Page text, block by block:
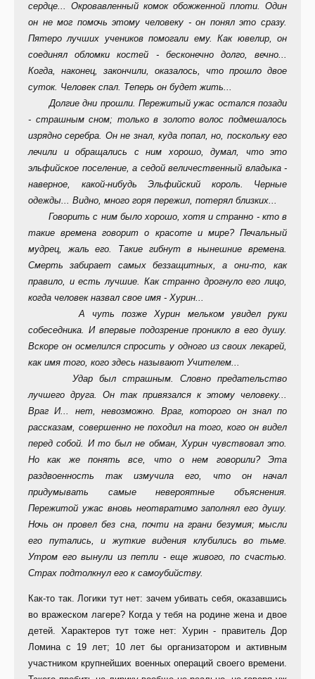
сердце... Окровавленный комок обожженной плоти. Один
он не мог помочь этому человеку - он понял это сразу.
Пятеро лучших учеников помогали ему. Как ювелир, он
соединял обломки костей - бесконечно долго, вечно...
Когда, наконец, закончили, оказалось, что прошло двое
суток. Человек спал. Теперь он будет жить...
Долгие дни прошли. Пережитый ужас остался позади
- страшным сном; только в золото волос подмешалось
изрядно серебра. Он не знал, куда попал, но, поскольку его
лечили и обращались с ним хорошо, думал, что это
эльфийское поселение, а седой величественный владыка -
наверное, какой-нибудь Эльфийский король. Черные
одежды... Видно, много горя пережил, потерял близких...
Говорить с ним было хорошо, хотя и странно - кто в
такие времена говорит о красоте и мире? Печальный
мудрец, жаль его. Такие гибнут в нынешние времена.
Смерть забирает самых беззащитных, а они-то, как
правило, и есть лучшие. Как странно дрогнуло его лицо,
когда человек назвал свое имя - Хурин...
А чуть позже Хурин мельком увидел руки
собеседника. И впервые подозрение проникло в его душу.
Вскоре он осмелился спросить у одного из своих лекарей,
как имя того, кого здесь называют Учителем...
Удар был страшным. Словно предательство
лучшего друга. Он так привязался к этому человеку...
Враг И... нет, невозможно. Враг, которого он знал по
рассказам, совершенно не походил на того, кого он видел
перед собой. И то был не обман, Хурин чувствовал это.
Но как же понять все, что о нем говорили? Эта
раздвоенность так измучила его, что он начал
придумывать самые невероятные объяснения.
Пережитой ужас вновь неотвратимо заполнял его душу.
Ночь он провел без сна, почти на грани безумия; мысли
его путались, и жуткие видения клубились во тьме.
Утром его вынули из петли - еще живого, по счастью.
Страх подтолкнул его к самоубийству.
Как-то так. Логики тут нет: зачем убивать себя, оказавшись
во вражеском лагере? Когда у тебя на родине жена и двое
детей. Характеров тут тоже нет: Хурин - правитель Дор
Ломина с 19 лет; 10 лет бы организатором и активным
участником крупнейших военных операций своего времени.